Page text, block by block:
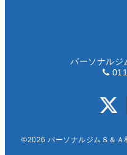
パーソナルジ
©2026パーソナルジムＳ＆Ａ